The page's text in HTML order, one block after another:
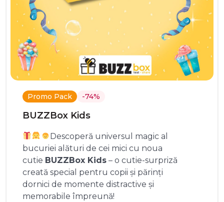
Promo Pack -74%
BUZZBox Kids
Descoperă universul magic al
bucuriei alături de cei mici cu noua
cutie BUZZBox Kids – o cutie-surpriză
creată special pentru copii și părinți
dornici de momente distractive și
memorabile împreună!